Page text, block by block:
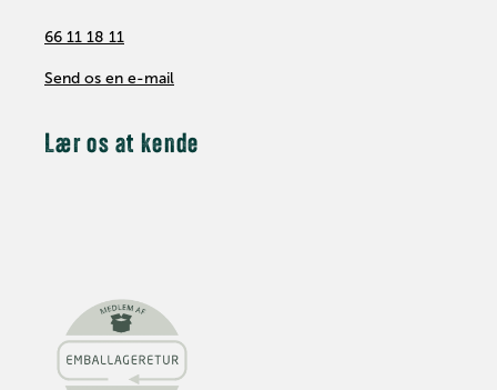
66 11 18 11
Send os en e-mail
Lær os at kende